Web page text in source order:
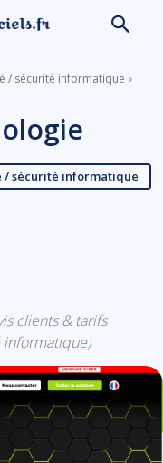
/ sécurité informatique
/ sécurité informatique
clients & tarifs